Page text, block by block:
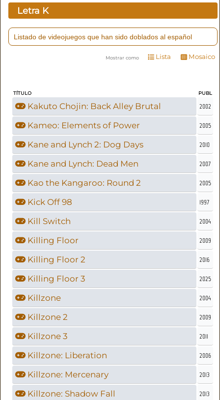
Letra K
Listado de videojuegos que han sido doblados al español
Mostrar como Lista Mosaico
TÍTULO PUBL
Kakuto Chojin: Back Alley Brutal 2002
Kameo: Elements of Power 2005
Kane and Lynch 2: Dog Days 2010
Kane and Lynch: Dead Men 2007
Kao the Kangaroo: Round 2 2005
Kick Off 98 1997
Kill Switch 2004
Killing Floor 2009
Killing Floor 2 2016
Killing Floor 3 2025
Killzone 2004
Killzone 2 2009
Killzone 3 2011
Killzone: Liberation 2006
Killzone: Mercenary 2013
Killzone: Shadow Fall 2013